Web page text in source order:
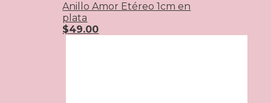
Anillo Amor Etéreo 1cm en
plata
$49.00